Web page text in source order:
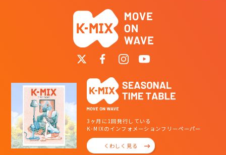
3ヶ月に1回発行している
K-MIXのインフォメーションフリーペーパー
くわしく見る